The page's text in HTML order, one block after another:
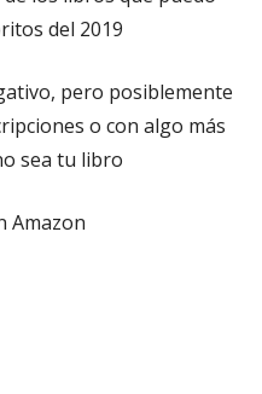
del 2019
pero posiblemente
o con algo más
sea tu libro
Amazon